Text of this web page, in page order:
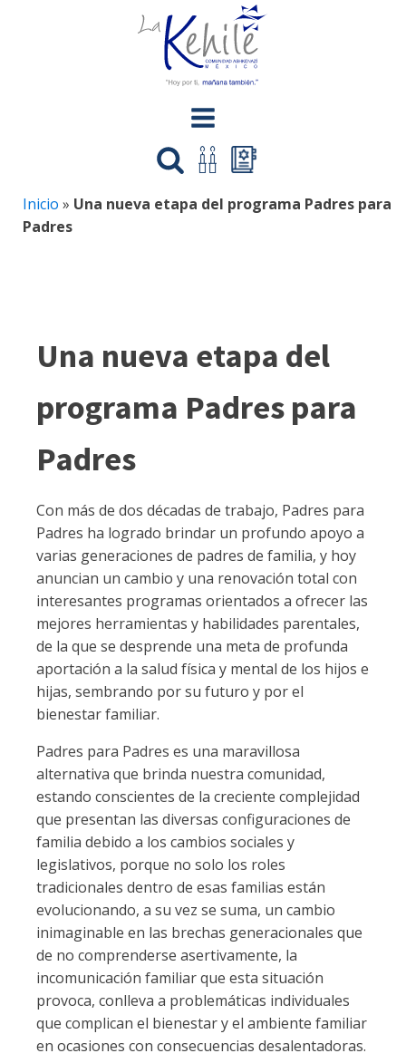
Inicio » Una nueva etapa del programa Padres para
Padres
Una nueva etapa del
programa Padres para
Padres
Con más de dos décadas de trabajo, Padres para
Padres ha logrado brindar un profundo apoyo a
varias generaciones de padres de familia, y hoy
anuncian un cambio y una renovación total con
interesantes programas orientados a ofrecer las
mejores herramientas y habilidades parentales,
de la que se desprende una meta de profunda
aportación a la salud física y mental de los hijos e
hijas, sembrando por su futuro y por el
bienestar familiar.
Padres para Padres es una maravillosa
alternativa que brinda nuestra comunidad,
estando conscientes de la creciente complejidad
que presentan las diversas configuraciones de
familia debido a los cambios sociales y
legislativos, porque no solo los roles
tradicionales dentro de esas familias están
evolucionando, a su vez se suma, un cambio
inimaginable en las brechas generacionales que
de no comprenderse asertivamente, la
incomunicación familiar que esta situación
provoca, conlleva a problemáticas individuales
que complican el bienestar y el ambiente familiar
en ocasiones con consecuencias desalentadoras.